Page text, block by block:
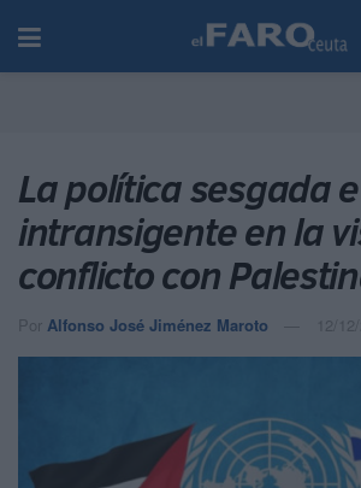
La política sesgada e
intransigente en la
conflicto con
Por Alfonso José Jiménez Maroto 12/